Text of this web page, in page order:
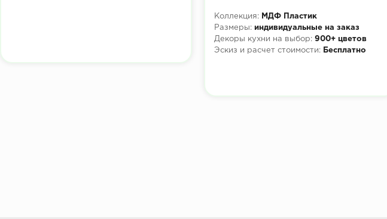
Коллекция:
МДФ Пластик
Размеры: индивидуальные на заказ
Декоры кухни на выбор: 900+ цветов
Эскиз и расчет стоимости:
Бесплатно